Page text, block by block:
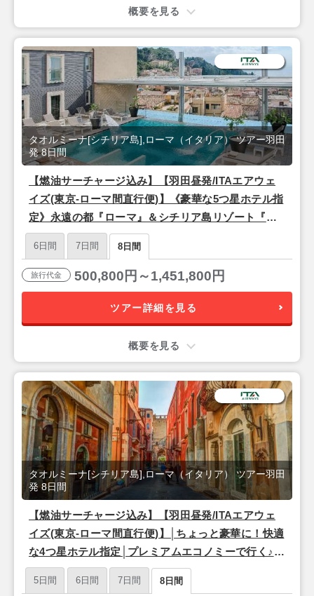
概要を見る
【燃油サーチャージ込み】【羽田昼発/ITAエアウェ
イズ(東京-ローマ間直行便)】《豪華な5つ星ホテル指
定》永遠の都『ローマ』＆シチリア島リゾート『タ
オルミーナ』8日間
タオルミーナ[シチリア島],ローマ（イタリア） ツアー羽田
発 8日間
6日間 7日間 8日間
旅行代金 500,800円～1,451,800円
ツアー詳細を見る
概要を見る
【燃油サーチャージ込み】【羽田昼発/ITAエアウェ
イズ(東京-ローマ間直行便)】│ちょっと豪華に！快適
な4つ星ホテル指定│プレミアムエコノミーで行く♪
永遠の都『ローマ』＆シチリア島リゾート『タオル
ミーナ』8日間
タオルミーナ[シチリア島],ローマ（イタリア） ツアー羽田
発 8日間
5日間 6日間 7日間 8日間